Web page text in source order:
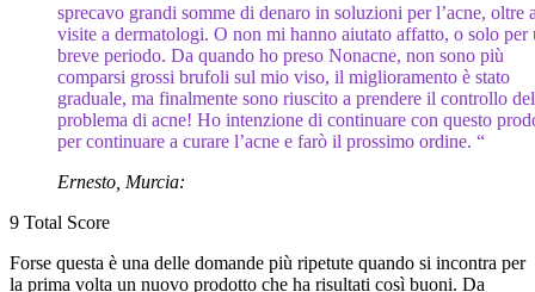
sprecavo grandi somme di denaro in soluzioni per l’acne, oltre
visite a dermatologi. O non mi hanno aiutato affatto, o solo per
breve periodo. Da quando ho preso Nonacne, non sono più
comparsi grossi brufoli sul mio viso, il miglioramento è stato
graduale, ma finalmente sono riuscito a prendere il controllo
problema di acne! Ho intenzione di continuare con questo
per continuare a curare l’acne e farò il prossimo ordine. “
Ernesto, Murcia:
9 Total Score
Forse questa è una delle domande più ripetute quando si incontra per
la prima volta un nuovo prodotto che ha risultati così buoni. Da